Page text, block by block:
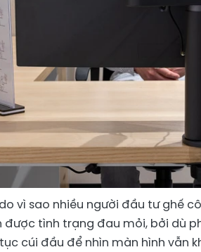
vì sao nhiều người đầu tư ghế
được tình trạng đau mỏi, bởi dù
cúi đầu để nhìn màn hình vẫn